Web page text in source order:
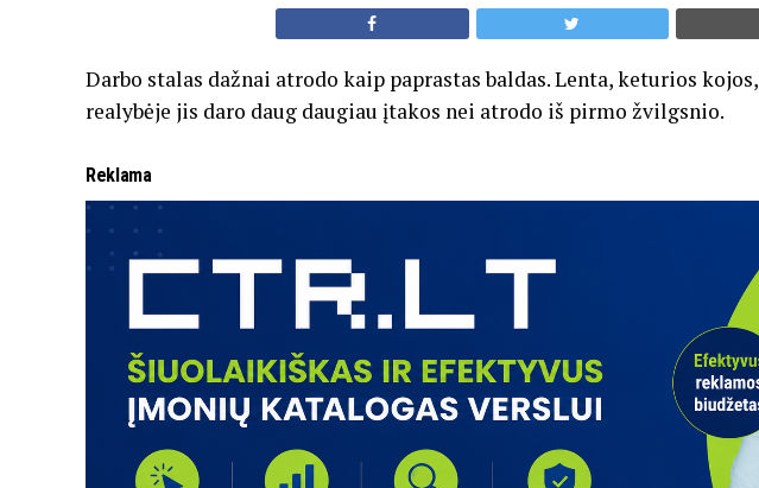
Darbo stalas dažnai atrodo kaip paprastasbaldas.Lenta,keturios kojos,
realybėje jis daro daug daugiau įtakos nei atrodo iš pirmo žvilgsnio.
Reklama